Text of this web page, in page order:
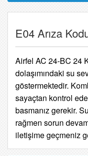
E04 Arıza
Airfel AC 24-BC 24
dolaşımındaki su
göstermektedir.
sayaçtan kontrol
basmanız gerekir.
rağmen sorun
iletişime geçmeniz